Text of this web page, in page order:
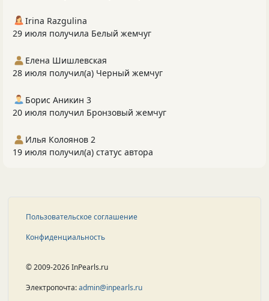
Irina Razgulina
29 июля получила Белый жемчуг
Елена Шишлевская
28 июля получил(а) Черный жемчуг
Борис Аникин 3
20 июля получил Бронзовый жемчуг
Илья Колоянов 2
19 июля получил(а) статус автора
Пользовательское соглашение
Конфиденциальность
© 2009-2026 InPearls.ru
Электропочта:admin@inpearls.ru